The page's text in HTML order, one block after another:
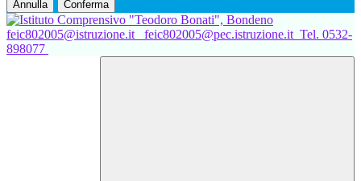
Annulla Conferma
feic802005@istruzione.it feic802005@pec.istruzione.it Tel. 0532-
898077